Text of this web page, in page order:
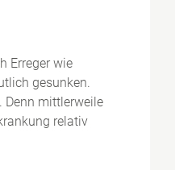
Erreger wie
gesunken.
Denn mittlerweile
relativ